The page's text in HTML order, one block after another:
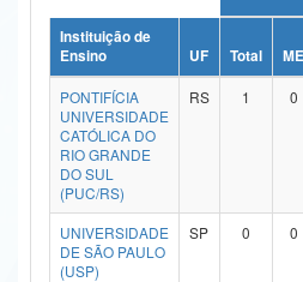
Ministério da Ciência, Tecnologia, Inovações e
Ministério do Meio Ambiente
Ministério do Turismo
Ministério do Desenvolvimento Regional
Ministério da Mulher, da Família e dos Direitos
Instituição de
Ensino
UF Total ME
PONTIFÍCIA
UNIVERSIDADE
CATÓLICA DO
RIO GRANDE
DO SUL
(PUC/RS)
RS 1 0
UNIVERSIDADE
DE SÃO PAULO
(USP)
SP 0 0